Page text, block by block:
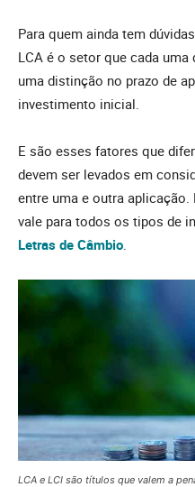
Para quem ainda tem
LCA é o setor que cada
uma distinção no prazo de
investimento inicial.
E são esses fatores que
devem ser levados em
entre uma e outra
vale para todos os tipos de
Letras de Câmbio
LCA e LCI são títulos que valem a